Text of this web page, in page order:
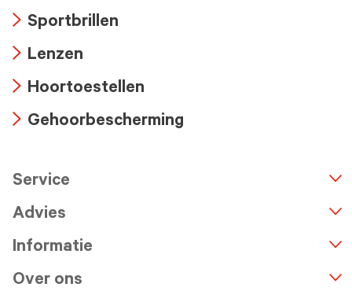
icon
icon
Sportbrillen
icon
Lenzen
icon
Hoortoestellen
Gehoorbescherming
Service
Advies
Informatie
Over ons